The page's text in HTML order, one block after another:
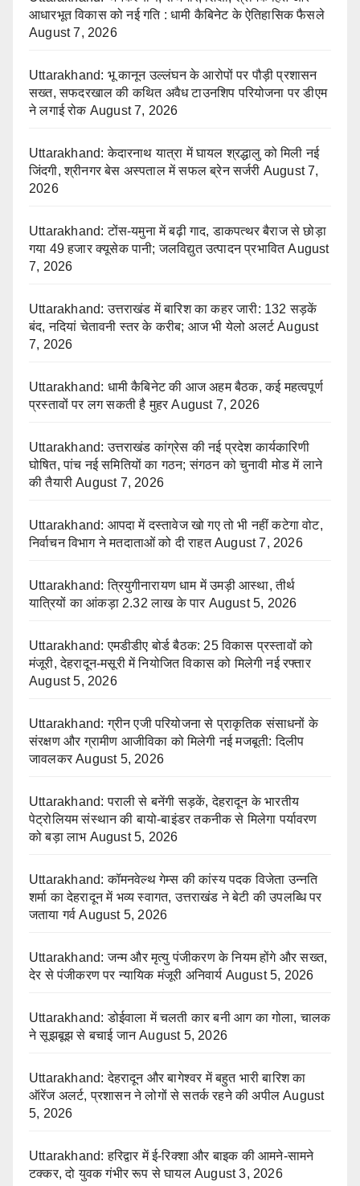
आधारभूत विकास को नई गति : धामी कैबिनेट के ऐतिहासिक फैसले
August 7, 2026
Uttarakhand: भू कानून उल्लंघन के आरोपों पर पौड़ी प्रशासन
सख्त, सफदरखाल की कथित अवैध टाउनशिप परियोजना पर डीएम
ने लगाई रोक August 7, 2026
Uttarakhand: केदारनाथ यात्रा में घायल श्रद्धालु को मिली नई
जिंदगी, श्रीनगर बेस अस्पताल में सफल ब्रेन सर्जरी August 7,
2026
Uttarakhand: टोंस-यमुना में बढ़ी गाद, डाकपत्थर बैराज से छोड़ा
गया 49 हजार क्यूसेक पानी; जलविद्युत उत्पादन प्रभावित August
7, 2026
Uttarakhand: उत्तराखंड में बारिश का कहर जारी: 132 सड़कें
बंद, नदियां चेतावनी स्तर के करीब; आज भी येलो अलर्ट August
7, 2026
Uttarakhand: धामी कैबिनेट की आज अहम बैठक, कई महत्वपूर्ण
प्रस्तावों पर लग सकती है मुहर August 7, 2026
Uttarakhand: उत्तराखंड कांग्रेस की नई प्रदेश कार्यकारिणी
घोषित, पांच नई समितियों का गठन; संगठन को चुनावी मोड में लाने
की तैयारी August 7, 2026
Uttarakhand: आपदा में दस्तावेज खो गए तो भी नहीं कटेगा वोट,
निर्वाचन विभाग ने मतदाताओं को दी राहत August 7, 2026
Uttarakhand: त्रियुगीनारायण धाम में उमड़ी आस्था, तीर्थ
यात्रियों का आंकड़ा 2.32 लाख के पार August 5, 2026
Uttarakhand: एमडीडीए बोर्ड बैठक: 25 विकास प्रस्तावों को
मंजूरी, देहरादून-मसूरी में नियोजित विकास को मिलेगी नई रफ्तार
August 5, 2026
Uttarakhand: ग्रीन एजी परियोजना से प्राकृतिक संसाधनों के
संरक्षण और ग्रामीण आजीविका को मिलेगी नई मजबूती: दिलीप
जावलकर August 5, 2026
Uttarakhand: पराली से बनेंगी सड़कें, देहरादून के भारतीय
पेट्रोलियम संस्थान की बायो-बाइंडर तकनीक से मिलेगा पर्यावरण
को बड़ा लाभ August 5, 2026
Uttarakhand: कॉमनवेल्थ गेम्स की कांस्य पदक विजेता उन्नति
शर्मा का देहरादून में भव्य स्वागत, उत्तराखंड ने बेटी की उपलब्धि पर
जताया गर्व August 5, 2026
Uttarakhand: जन्म और मृत्यु पंजीकरण के नियम होंगे और सख्त,
देर से पंजीकरण पर न्यायिक मंजूरी अनिवार्य August 5, 2026
Uttarakhand: डोईवाला में चलती कार बनी आग का गोला, चालक
ने सूझबूझ से बचाई जान August 5, 2026
Uttarakhand: देहरादून और बागेश्वर में बहुत भारी बारिश का
ऑरेंज अलर्ट, प्रशासन ने लोगों से सतर्क रहने की अपील August
5, 2026
Uttarakhand: हरिद्वार में ई-रिक्शा और बाइक की आमने-सामने
टक्कर, दो युवक गंभीर रूप से घायल August 3, 2026